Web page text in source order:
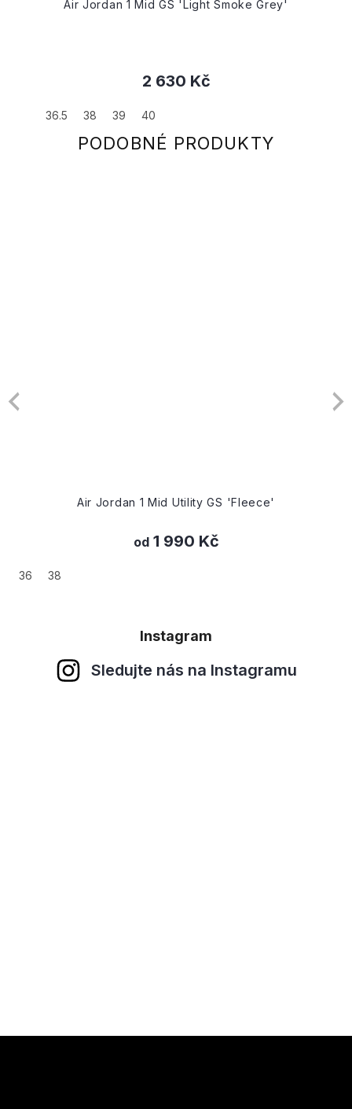
Air Jordan 1 Mid GS 'Light Smoke Grey'
2 630 Kč
36.5 38 39 40
Air Jordan 1 Mid Utility GS 'Fleece'
od1 990 Kč
36 38
Instagram
Sledujte nás na Instagramu